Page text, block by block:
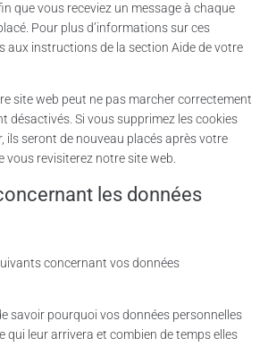
que vous receviez un message à chaque
Pour plus d’informations sur ces
aux instructions de la section Aide de votre
site web peut ne pas marcher correctement
désactivés. Si vous supprimez les cookies
ils seront de nouveau placés après votre
vous revisiterez notre site web.
les données
concernant vos données
savoir pourquoi vos données personnelles
qui leur arrivera et combien de temps elles